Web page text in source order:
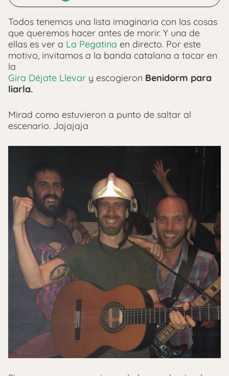
Todos tenemos una lista imaginaria con las cosas
que queremos hacer antes de morir. Y una de
ellas es ver a La Pegatina en directo. Por este
motivo, invitamos a la banda catalana a tocar en
la
Gira Déjate Llevar y escogieron Benidorm para
liarla.
Mirad como estuvieron a punto de saltar al
escenario. Jajajaja